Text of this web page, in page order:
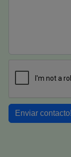
Enviar contacto!